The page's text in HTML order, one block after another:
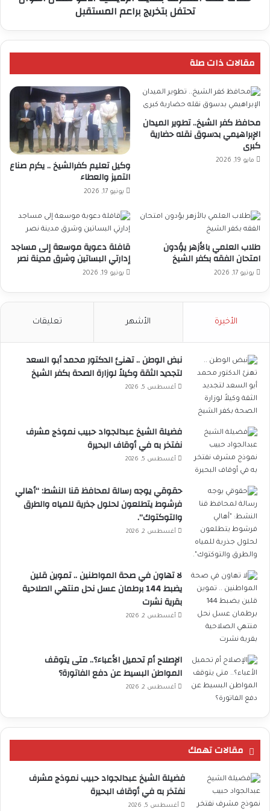
تحتفل بتخريج براعم المستقبل
مقالات ذات صلة
محافظ كفر الشيخ.. تطوير الميدان
الإبراهيمي بدسوق نقله حضارية
كبرى
مايو 19, 2026 وكيل تعليم كفرالشيخ .. يكرم صناع
التميز والعطاء
يونيو 17, 2026
طلاب العلمي بالأزهر يؤدون
امتحان الفقه بكفر الشيخ
يونيو 17, 2026
قافلة دعوية موسعة إلى مساجد
إدارتي البساتين وشرق مدينة نصر
يونيو 19, 2026
الأخيرة الأشهر تعليقات
نبض الوطن .. تهنئ الدكتور محمد أبو السعد
لتجديد الثقة وكيلاً لوزارة الصحة بكفر الشيخ
أغسطس 5, 2026
فضيلة الشيخ عبدالجواد حبيب نموذج مشرف
نفتخر به في أوقاف البحيرة
أغسطس 5, 2026
حقوقي يوجه رسالة لمحافظ قنا النشط: “أهالي
فرشوط يتطلعون لحلول جذرية للمياه والطرق
والتوكتوك”.
أغسطس 2, 2026
لا تهاون في صحة المواطنين .. تموين قلين
يضبط 144 برطمان عسل نحل منتهي الصلاحية
بقرية نشرت
أغسطس 2, 2026
الإصلاح أم تحميل الأعباء؟.. متى يتوقف
المواطن البسيط عن دفع الفاتورة؟
أغسطس 2, 2026
مقالات تهمك
فضيلة الشيخ عبدالجواد حبيب نموذج مشرف
نفتخر به في أوقاف البحيرة
أغسطس 5, 2026